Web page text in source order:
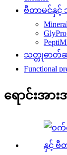
ဗီတာမင်နှင့်
GlyPro
သတ္တုဓာတ်ဆာ
Functional
ရောင်းအာ